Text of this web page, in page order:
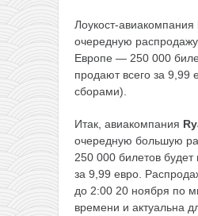
Лоукост-авиакомпания
очередную
Европе — 250 000
продают всего за 9,99
сборами).
Итак, авиакомпания
очередную большую
250 000 билетов будет
за 9,99 евро.
до 2:00 20 ноября по
времени и актуальна